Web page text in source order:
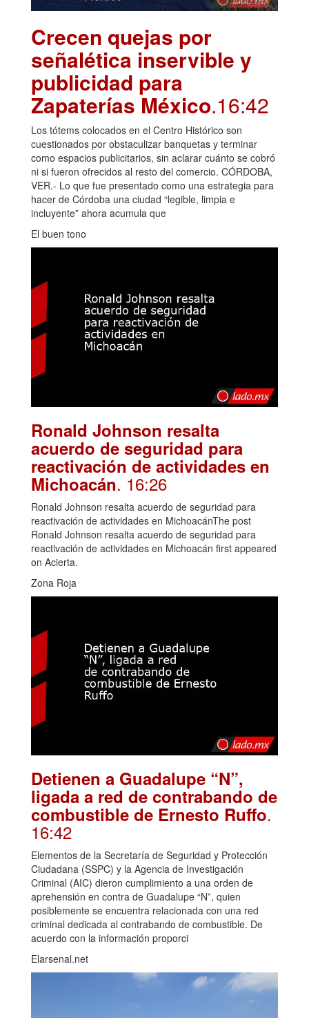
Crecen quejas por
señalética inservible y
publicidad para
Zapaterías México.16:42
Los tótems colocados en el Centro Histórico son
cuestionados por obstaculizar banquetas y terminar
como espacios publicitarios, sin aclarar cuánto se cobró
ni si fueron ofrecidos al resto del comercio. CÓRDOBA,
VER.- Lo que fue presentado como una estrategia para
hacer de Córdoba una ciudad “legible, limpia e
incluyente” ahora acumula que
El buen tono
Ronald Johnson resalta
acuerdo de seguridad para
reactivación de actividades en
Michoacán. 16:26
Ronald Johnson resalta acuerdo de seguridad para
reactivación de actividades en MichoacánThe post
Ronald Johnson resalta acuerdo de seguridad para
reactivación de actividades en Michoacán first appeared
on Acierta.
Zona Roja
Detienen a Guadalupe “N”,
ligada a red de contrabando de
combustible de Ernesto Ruffo.
16:42
Elementos de la Secretaría de Seguridad y Protección
Ciudadana (SSPC) y la Agencia de Investigación
Criminal (AIC) dieron cumplimiento a una orden de
aprehensión en contra de Guadalupe “N”, quien
posiblemente se encuentra relacionada con una red
criminal dedicada al contrabando de combustible. De
acuerdo con la información proporci
Elarsenal.net